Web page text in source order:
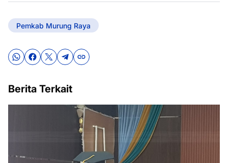
Pemkab Murung Raya
Berita Terkait